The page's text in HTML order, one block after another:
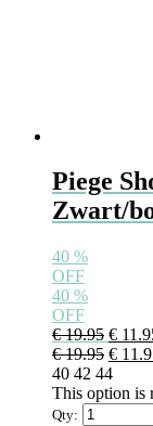
Piege
Zwart/
40 %
OFF
40 %
OFF
€19.95 €
€19.95 €
40 42 44
This option is
Qty: